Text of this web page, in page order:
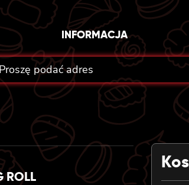
INFORMACJA
Proszę podać adres
ROLL